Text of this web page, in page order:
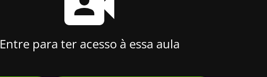
Entre para ter acesso à essa aula